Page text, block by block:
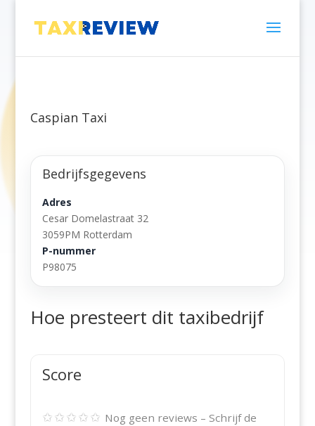
Caspian Taxi
Bedrijfsgegevens
Adres
Cesar Domelastraat 32
3059PM Rotterdam
P-nummer
P98075
Hoe presteert dit taxibedrijf
Score
✩✩✩✩✩ Nog geen reviews – Schrijf de